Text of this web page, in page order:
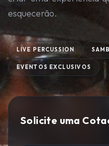
esquecerão.
LIVE PERCUSSION
EVENTOS EXCLUSIVOS
Solicite uma